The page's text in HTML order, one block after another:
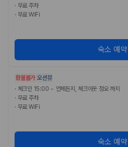
· 무료 주차
· 무료 WiFi
숙소 예약
환불불가 오션뷰
· 체크인 15:00 ~ 언제든지, 체크아웃 정오 까지
· 무료 주차
· 무료 WiFi
숙소 예약